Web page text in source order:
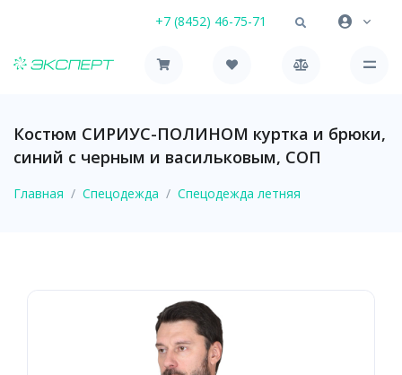
+7 (8452) 46-75-71
Костюм СИРИУС-ПОЛИНОМ куртка и брюки,
синий с черным и васильковым, СОП
Главная Спецодежда Спецодежда летняя